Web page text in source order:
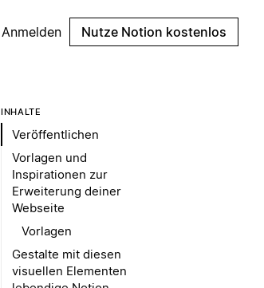
Anmelden Nutze Notion kostenlos
INHALTE
Veröffentlichen
Vorlagen und
Inspirationen zur
Erweiterung deiner
Webseite
Vorlagen
Gestalte mit diesen
visuellen Elementen